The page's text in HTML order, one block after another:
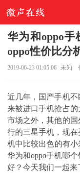
华为和oppo
oppo性价比分
2019-06-23 01:05:06 未知
近几年，国产手机
来被进口手机抢占
市场之外，其他的
行的三星手机，现
机中比较出色的有
华为和oppo手机哪
好？今天我们一起来